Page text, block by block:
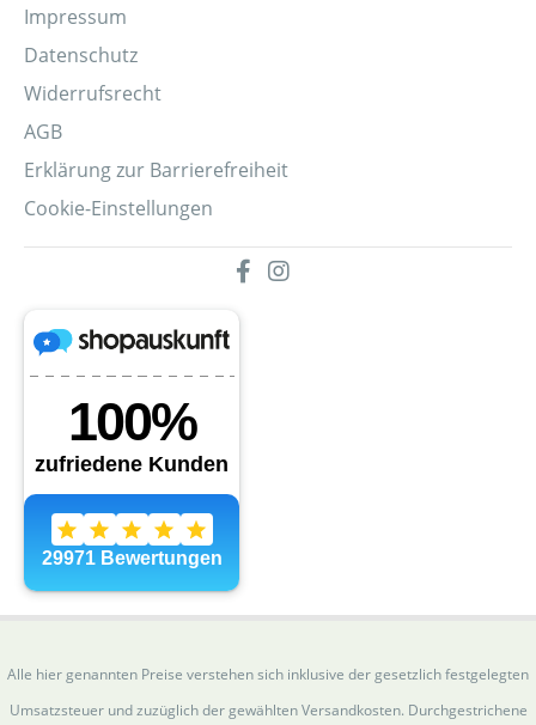
Impressum
Datenschutz
Widerrufsrecht
AGB
Erklärung zur Barrierefreiheit
Cookie-Einstellungen
Alle hier genannten Preise verstehen sich inklusive der gesetzlich festgelegten
Umsatzsteuer und zuzüglich der gewählten Versandkosten. Durchgestrichene